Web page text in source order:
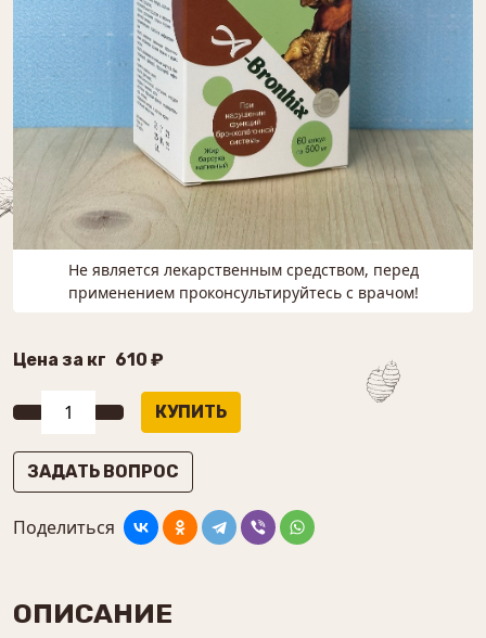
Не является лекарственным средством, перед
применением проконсультируйтесь с врачом!
Цена за кг 610 ₽
ЗАДАТЬ ВОПРОС
Поделиться
ОПИСАНИЕ